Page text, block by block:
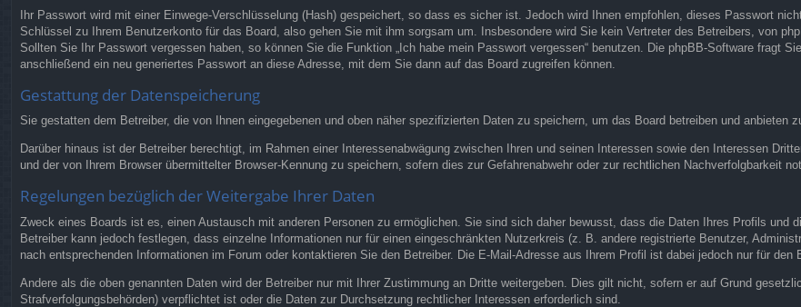
Ihr Passwort wird mit einer Einwege-Verschlüsselung (Hash) gespeichert, so dass es sicher ist. Jedoch wird Ihnen empfohlen, dieses Passwort
Schlüssel zu Ihrem Benutzerkonto für das Board, also gehen Sie mit ihm sorgsam um. Insbesondere wird Sie kein Vertreter des Betreibers, von
Sollten Sie Ihr Passwort vergessen haben, so können Sie die Funktion „Ich habe mein Passwort vergessen“ benutzen. Die phpBB-Software fragt
anschließend ein neu generiertes Passwort an diese Adresse, mit dem Sie dann auf das Board zugreifen können.
Gestattung der Datenspeicherung
Sie gestatten dem Betreiber, die von Ihnen eingegebenen und oben näher spezifizierten Daten zu speichern, um das Board betreiben und anbieten
Darüber hinaus ist der Betreiber berechtigt, im Rahmen einer Interessenabwägung zwischen Ihren und seinen Interessen sowie den Interessen
und der von Ihrem Browser übermittelter Browser-Kennung zu speichern, sofern dies zur Gefahrenabwehr oder zur rechtlichen Nachverfolgbarkeit
Regelungen bezüglich der Weitergabe Ihrer Daten
Zweck eines Boards ist es, einen Austausch mit anderen Personen zu ermöglichen. Sie sind sich daher bewusst, dass die Daten Ihres Profils und
Betreiber kann jedoch festlegen, dass einzelne Informationen nur für einen eingeschränkten Nutzerkreis (z. B. andere registrierte Benutzer,
nach entsprechenden Informationen im Forum oder kontaktieren Sie den Betreiber. Die E-Mail-Adresse aus Ihrem Profil ist dabei jedoch nur für
Andere als die oben genannten Daten wird der Betreiber nur mit Ihrer Zustimmung an Dritte weitergeben. Dies gilt nicht, sofern er auf Grund
Strafverfolgungsbehörden) verpflichtet ist oder die Daten zur Durchsetzung rechtlicher Interessen erforderlich sind.